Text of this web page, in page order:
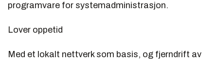
programvare for systemadministrasjon.
Lover oppetid
Med et lokalt nettverk som basis, og fjerndrift av